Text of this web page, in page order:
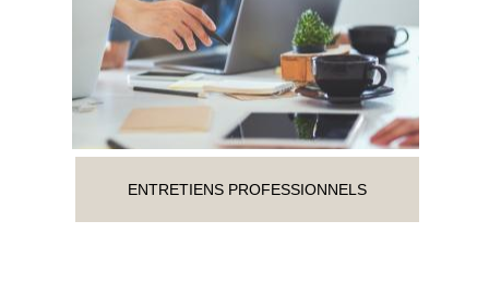
ENTRETIENS PROFESSIONNELS